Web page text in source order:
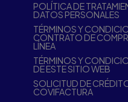
POLÍTICA DE
DATOS PERSONALES
TÉRMINOS Y
CONTRATO DE
LÍNEA
TÉRMINOS Y
DE ESTE SITIO WEB
SOLICITUD DE
COVIFACTURA